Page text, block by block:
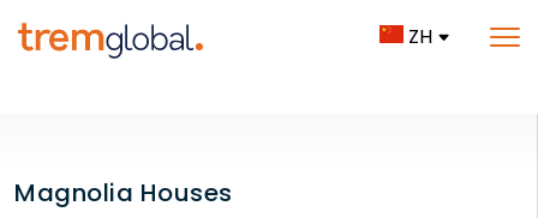
ZH
Magnolia Houses